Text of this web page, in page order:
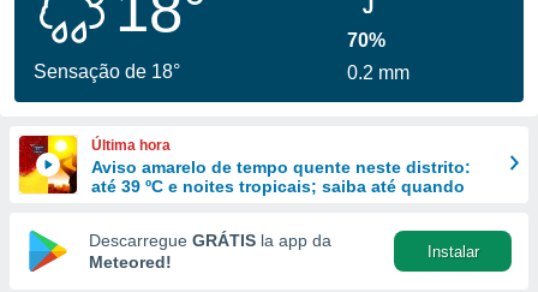
fornecidas
a este
das
e
forma
digital
Sensação de 18°
70%
0.2 mm
Última hora
Aviso amarelo de tempo quente neste distrito:
até 39 ºC e noites tropicais; saiba até quando
Descarregue GRÁTIS la app da
Meteored!
Instalar